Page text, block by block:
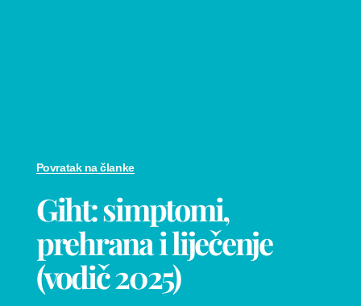
Povratak na članke
Giht: simptomi,
prehrana i liječenje
(vodič 2025)